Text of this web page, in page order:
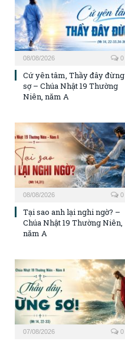
08/08/2026 0
Cứ yên tâm, Thầy đây đừng
sợ – Chúa Nhật 19 Thường
Niên, năm A
08/08/2026 0
Tại sao anh lại nghi ngờ? –
Chúa Nhật 19 Thường Niên,
năm A
07/08/2026 0